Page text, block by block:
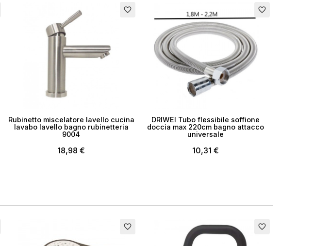
favorite_border
Rubinetto miscelatore lavello cucina
lavabo lavello bagno rubinetteria
9004
18,98 €
favorite_border
DRIWEI Tubo flessibile soffione
doccia max 220cm bagno attacco
universale
10,31 €
favorite_border favorite_border